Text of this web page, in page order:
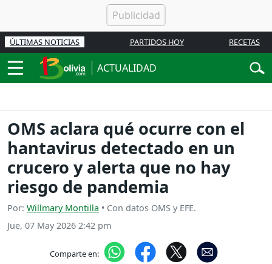
ÚLTIMAS NOTICIAS PARTIDOS HOY RECETAS
ACTUALIDAD
OMS aclara qué ocurre con el
hantavirus detectado en un
crucero y alerta que no hay
riesgo de pandemia
Por: Willmary Montilla • Con datos OMS y EFE.
Jue, 07 May 2026 2:42 pm
Comparte en: